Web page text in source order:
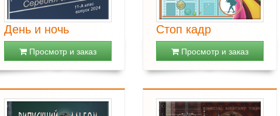
День и ночь
Просмотр и заказ
Стоп кадр
Просмотр и заказ